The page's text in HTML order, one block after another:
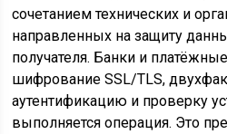
сочетанием технических и
направленных на защиту
получателя. Банки и
шифрование SSL/TLS,
аутентификацию и проверку
выполняется операция. Это